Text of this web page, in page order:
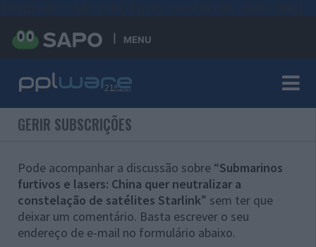
MENU
GERIR SUBSCRIÇÕES
Pode acompanhar a discussão sobre “Submarinos
furtivos e lasers: China quer neutralizar a
constelação de satélites Starlink” sem ter que
deixar um comentário. Basta escrever o seu
endereço de e-mail no formulário abaixo.